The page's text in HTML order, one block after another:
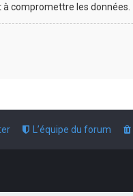
compromettre les données.
L’équipe du forum